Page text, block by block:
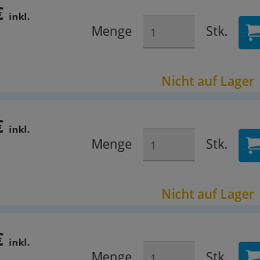
inkl.
Menge Stk.
Nicht auf Lager
inkl.
Menge Stk.
Nicht auf Lager
inkl.